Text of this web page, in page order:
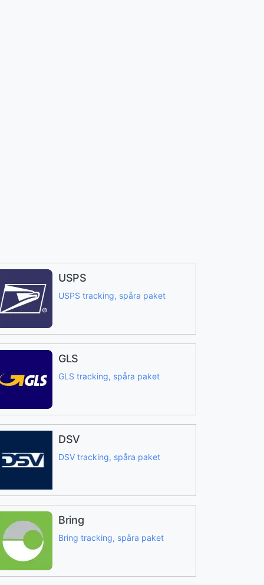
USPS
USPS tracking, spåra paket
GLS
GLS tracking, spåra paket
DSV
DSV tracking, spåra paket
Bring
Bring tracking, spåra paket